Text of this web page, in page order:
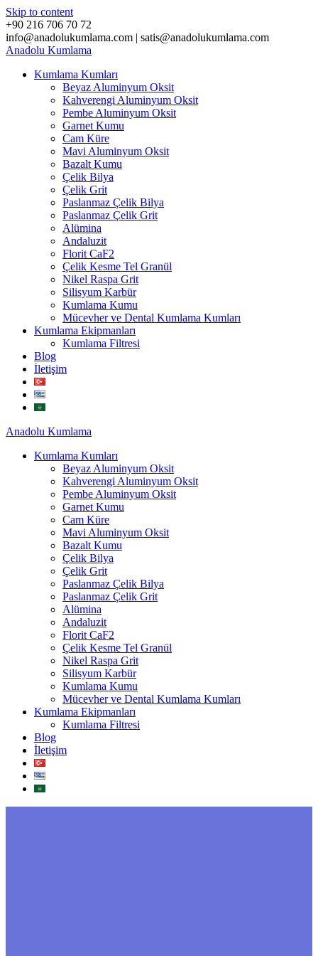
Skip to content
+90 216 706 70 72
info@anadolukumlama.com | satis@anadolukumlama.com
Anadolu Kumlama
Kumlama Kumları
Beyaz Aluminyum Oksit
Kahverengi Aluminyum Oksit
Pembe Aluminyum Oksit
Garnet Kumu
Cam Küre
Mavi Aluminyum Oksit
Bazalt Kumu
Çelik Bilya
Çelik Grit
Paslanmaz Çelik Bilya
Paslanmaz Çelik Grit
Alümina
Andaluzit
Florit CaF2
Çelik Kesme Tel Granül
Nikel Raspa Grit
Silisyum Karbür
Kumlama Kumu
Mücevher ve Dental Kumlama Kumları
Kumlama Ekipmanları
Kumlama Filtresi
Blog
İletişim
Anadolu Kumlama
Kumlama Kumları
Beyaz Aluminyum Oksit
Kahverengi Aluminyum Oksit
Pembe Aluminyum Oksit
Garnet Kumu
Cam Küre
Mavi Aluminyum Oksit
Bazalt Kumu
Çelik Bilya
Çelik Grit
Paslanmaz Çelik Bilya
Paslanmaz Çelik Grit
Alümina
Andaluzit
Florit CaF2
Çelik Kesme Tel Granül
Nikel Raspa Grit
Silisyum Karbür
Kumlama Kumu
Mücevher ve Dental Kumlama Kumları
Kumlama Ekipmanları
Kumlama Filtresi
Blog
İletişim